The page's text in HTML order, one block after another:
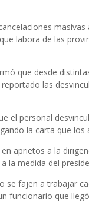
labora de las
que desde
las
el personal
la carta que los
aprietos a la
la medida del
se fajen a trabajar
funcionario que